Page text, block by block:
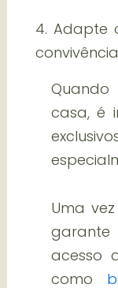
4. Adapte
casa, é
Uma
acesso
como